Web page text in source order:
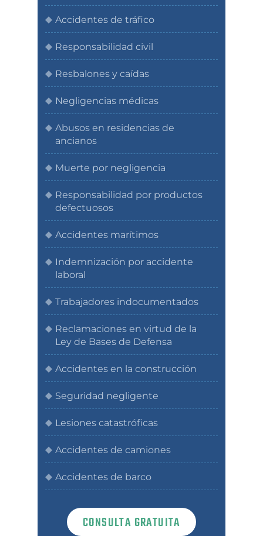
Accidentes de tráfico
Responsabilidad civil
Resbalones y caídas
Negligencias médicas
Abusos en residencias de
ancianos
Muerte por negligencia
Responsabilidad por productos
defectuosos
Accidentes marítimos
Indemnización por accidente
laboral
Trabajadores indocumentados
Reclamaciones en virtud de la
Ley de Bases de Defensa
Accidentes en la construcción
Seguridad negligente
Lesiones catastróficas
Accidentes de camiones
Accidentes de barco
CONSULTA GRATUITA